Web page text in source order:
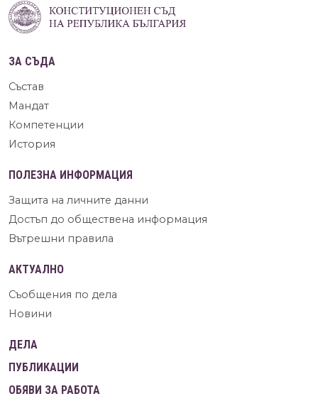
ЗА СЪДА
Състав
Мандат
Компетенции
История
ПОЛЕЗНА ИНФОРМАЦИЯ
Защита на личните данни
Достъп до обществена информация
Вътрешни правила
АКТУАЛНО
Съобщения по дела
Новини
ДЕЛА
ПУБЛИКАЦИИ
ОБЯВИ ЗА РАБОТА